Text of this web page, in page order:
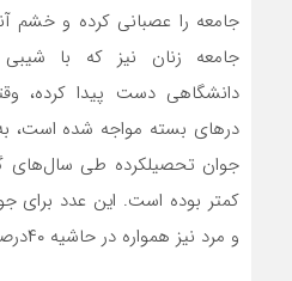
جامعه را عصبانی کرده و خشم
جامعه زنان نیز که با
دانشگاهی دست پیدا کرده،
درهای بسته مواجه شده است،
کمتر بوده است. این عدد برای
و مرد نیز همواره در حاشیه ۴۰‌درصد قرار داشته است.